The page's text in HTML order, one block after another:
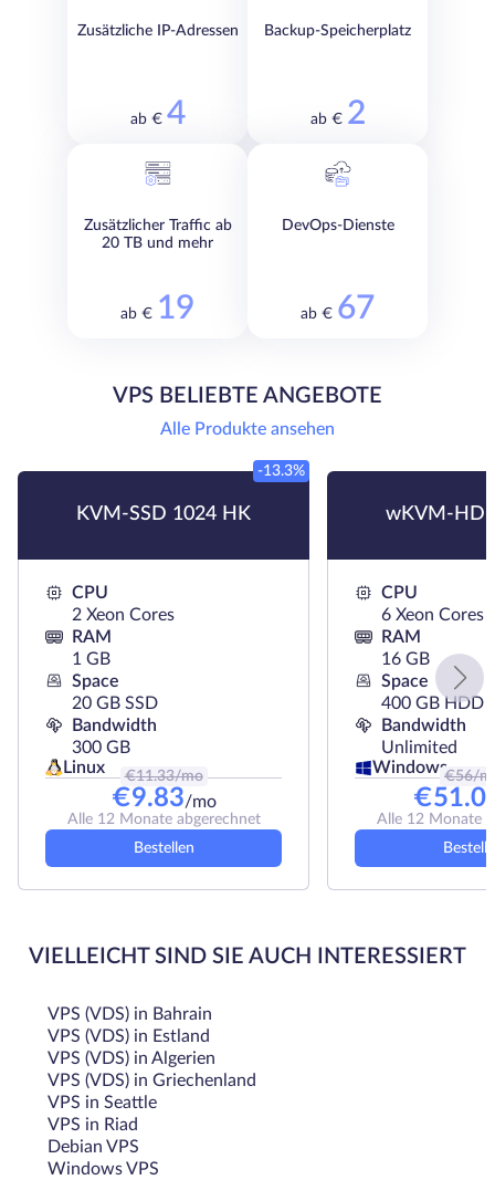
Zusätzliche IP-Adressen
ab € 4
Backup-Speicherplatz
ab € 2
Zusätzlicher Traffic ab
20 TB und mehr
ab € 19
DevOps-Dienste
ab € 67
VPS BELIEBTE ANGEBOTE
Alle Produkte ansehen
KVM-SSD 1024 HK
-13.3%
CPU
2 Xeon Cores
RAM
1 GB
Space
20 GB SSD
Bandwidth
300 GB
Linux
€11.33/mo
€9.83/mo
Alle 12 Monate abgerechnet
Bestellen
wKVM-
CPU
6 Xeon Cores
RAM
16 GB
Space
400 GB HDD
Bandwidth
Unlimited
Windows€56/
€
Alle 12 Monate
VIELLEICHT SIND SIE AUCH INTERESSIERT
VPS (VDS) in Bahrain
VPS (VDS) in Estland
VPS (VDS) in Algerien
VPS (VDS) in Griechenland
VPS in Seattle
VPS in Riad
Debian VPS
Windows VPS